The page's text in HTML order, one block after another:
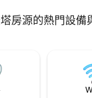
房源的熱門設備